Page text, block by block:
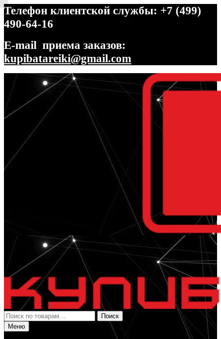
Телефон клиентской службы: +7 (499)
490-64-16
E-mail приема заказов:
kupibatareiki@gmail.com
Перейти
навигации
Перейти
содержимому
Искать:
Поиск
Меню